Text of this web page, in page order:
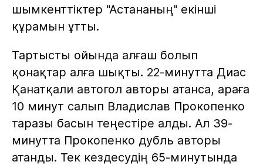
шымкенттіктер "Астананың" екінші
құрамын ұтты.
Тартысты ойында алғаш болып
қонақтар алға шықты. 22-минутта Диас
Қанатқали автогол авторы атанса, араға
10 минут салып Владислав Прокопенко
таразы басын теңестіре алды. Ал 39-
минутта Прокопенко дубль авторы
атанды. Тек кездесудің 65-минутында